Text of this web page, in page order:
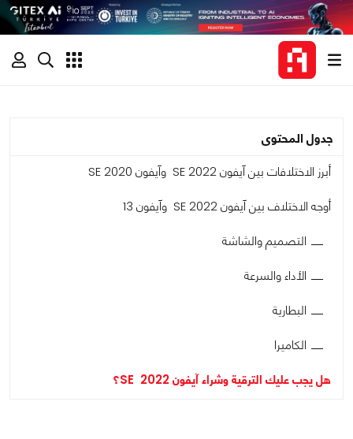
جدول المحتوى
أبرز الاختلافات بين آيفون SE 2022 وآيفون SE 2020
أوجه الاختلاف بين آيفون SE 2022 وآيفون 13
التصميم والشاشة
الأداء والسرعة
البطارية
الكاميرا
هل يجب عليك الترقية وشراء آيفون 2022 SE؟